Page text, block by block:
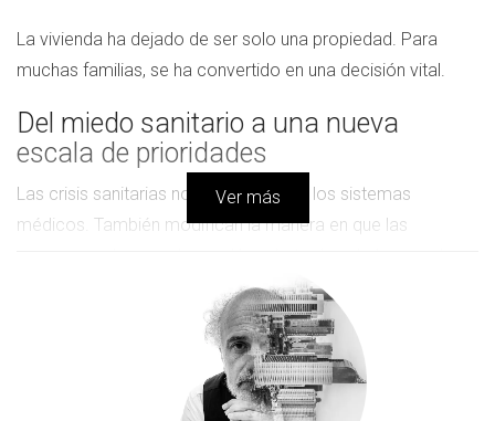
La vivienda ha dejado de ser solo una propiedad. Para
muchas familias, se ha convertido en una decisión vital.
Del miedo sanitario a una nueva
escala de prioridades
Las crisis sanitarias no solo afectan a los sistemas
médicos. También modifican la manera en que las
algo esencial: vivir bien no es un lujo decorativo, sino una
Por eso, después de cada episodio de incertidumbre,
muchas familias revisan sus prioridades. Lo que antes era
Ver más